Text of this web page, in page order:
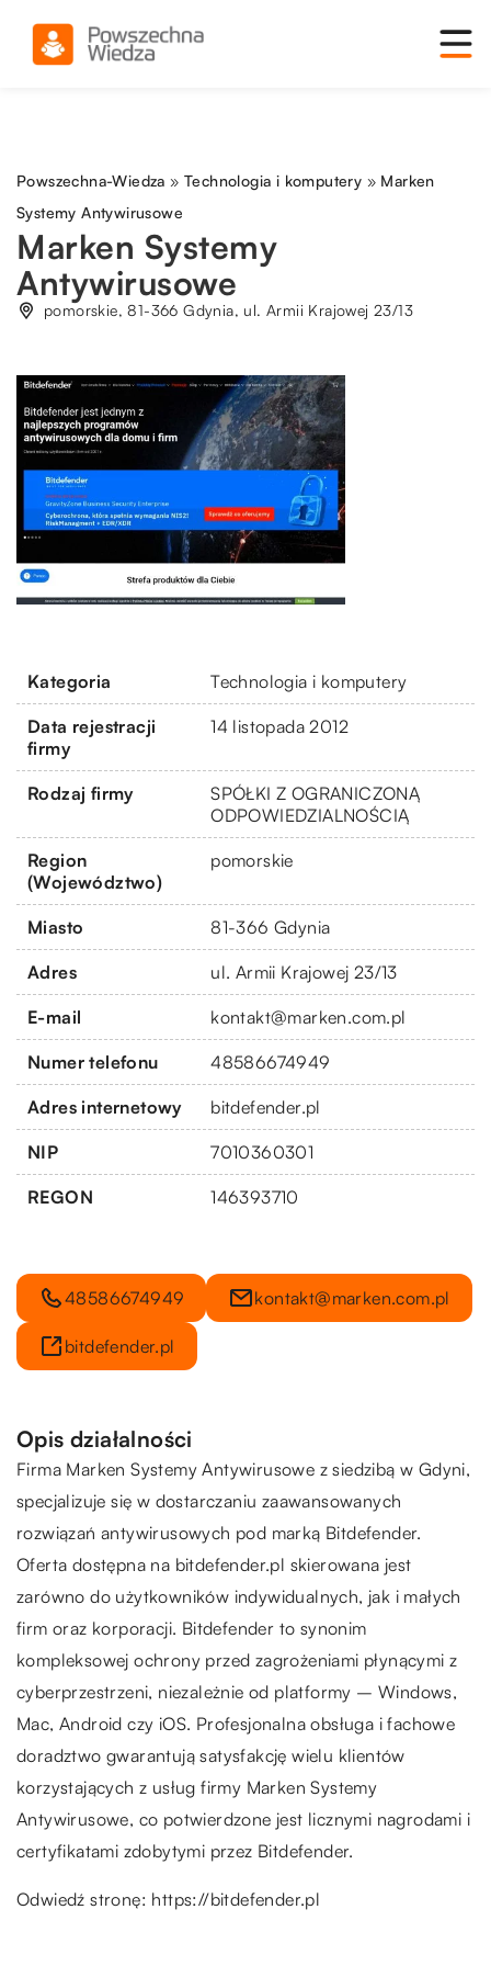
Powszechna-Wiedza »Technologia i komputery » Marken
Systemy Antywirusowe
Marken Systemy
Antywirusowe
pomorskie, 81-366 Gdynia, ul. Armii Krajowej 23/13
Kategoria Technologia i komputery
Data rejestracji
firmy
14 listopada 2012
Rodzaj firmy
SPÓŁKI Z OGRANICZONĄ
ODPOWIEDZIALNOŚCIĄ
Region
(Województwo)
pomorskie
Miasto 81-366 Gdynia
Adres ul. Armii Krajowej 23/13
E-mail kontakt@marken.com.pl
Numer telefonu 48586674949
Adres internetowy bitdefender.pl
NIP 7010360301
REGON 146393710
48586674949 kontakt@marken.com.pl
bitdefender.pl
Opis działalności
Firma Marken Systemy Antywirusowe z siedzibą w Gdyni,
specjalizuje się w dostarczaniu zaawansowanych
rozwiązań antywirusowych pod marką Bitdefender.
Oferta dostępna na bitdefender.pl skierowana jest
zarówno do użytkowników indywidualnych, jak i małych
firm oraz korporacji. Bitdefender to synonim
kompleksowej ochrony przed zagrożeniami płynącymi z
cyberprzestrzeni, niezależnie od platformy – Windows,
Mac, Android czy iOS. Profesjonalna obsługa i fachowe
doradztwo gwarantują satysfakcję wielu klientów
korzystających z usług firmy Marken Systemy
Antywirusowe, co potwierdzone jest licznymi nagrodami i
certyfikatami zdobytymi przez Bitdefender.
Odwiedź stronę: https://bitdefender.pl